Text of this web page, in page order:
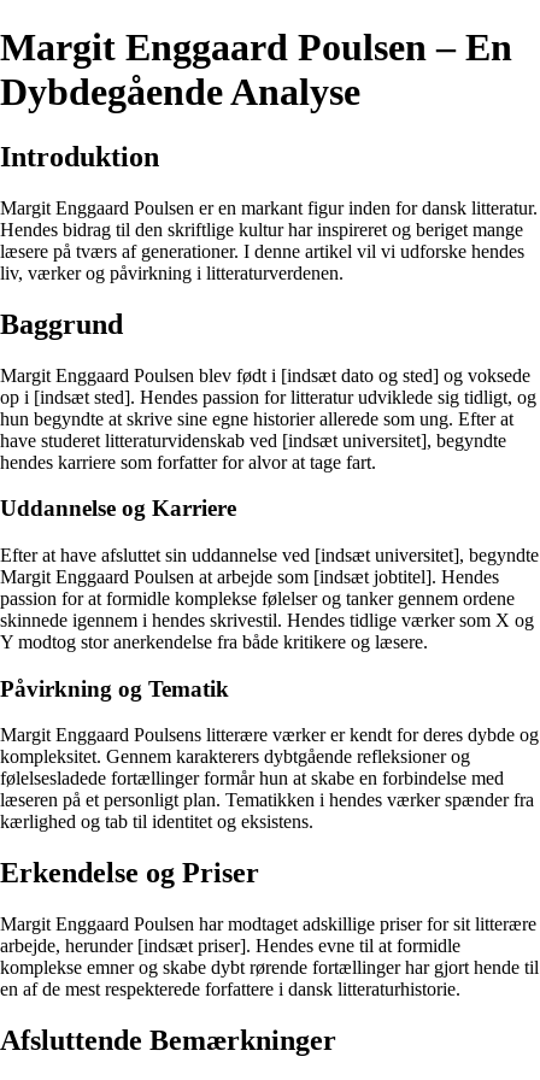
Margit Enggaard Poulsen – En
Dybdegående Analyse
Introduktion
Margit Enggaard Poulsen er en markant figur inden for dansk litteratur.
Hendes bidrag til den skriftlige kultur har inspireret og beriget mange
læsere på tværs af generationer. I denne artikel vil vi udforske hendes
liv, værker og påvirkning i litteraturverdenen.
Baggrund
Margit Enggaard Poulsen blev født i [indsæt dato og sted] og voksede
op i [indsæt sted]. Hendes passion for litteratur udviklede sig tidligt, og
hun begyndte at skrive sine egne historier allerede som ung. Efter at
have studeret litteraturvidenskab ved [indsæt universitet], begyndte
hendes karriere som forfatter for alvor at tage fart.
Uddannelse og Karriere
Efter at have afsluttet sin uddannelse ved [indsæt universitet], begyndte
Margit Enggaard Poulsen at arbejde som [indsæt jobtitel]. Hendes
passion for at formidle komplekse følelser og tanker gennem ordene
skinnede igennem i hendes skrivestil. Hendes tidlige værker som X og
Y modtog stor anerkendelse fra både kritikere og læsere.
Påvirkning og Tematik
Margit Enggaard Poulsens litterære værker er kendt for deres dybde og
kompleksitet. Gennem karakterers dybtgående refleksioner og
følelsesladede fortællinger formår hun at skabe en forbindelse med
læseren på et personligt plan. Tematikken i hendes værker spænder fra
kærlighed og tab til identitet og eksistens.
Erkendelse og Priser
Margit Enggaard Poulsen har modtaget adskillige priser for sit litterære
arbejde, herunder [indsæt priser]. Hendes evne til at formidle
komplekse emner og skabe dybt rørende fortællinger har gjort hende til
en af de mest respekterede forfattere i dansk litteraturhistorie.
Afsluttende Bemærkninger